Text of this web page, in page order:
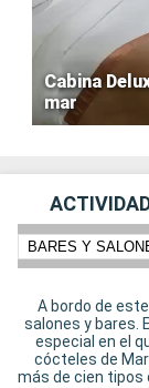
Cabina
mar
BARES Y
A bordo de
salones y bares.
especial en el
cócteles de
más de cien tipos